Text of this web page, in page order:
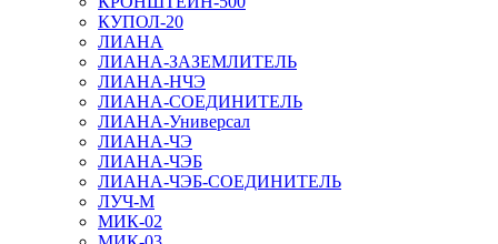
КУПОЛ-20
ЛИАНА
ЛИАНА-ЗАЗЕМЛИТЕЛЬ
ЛИАНА-НЧЭ
ЛИАНА-СОЕДИНИТЕЛЬ
ЛИАНА-Универсал
ЛИАНА-ЧЭ
ЛИАНА-ЧЭБ
ЛИАНА-ЧЭБ-СОЕДИНИТЕЛЬ
ЛУЧ-М
МИК-02